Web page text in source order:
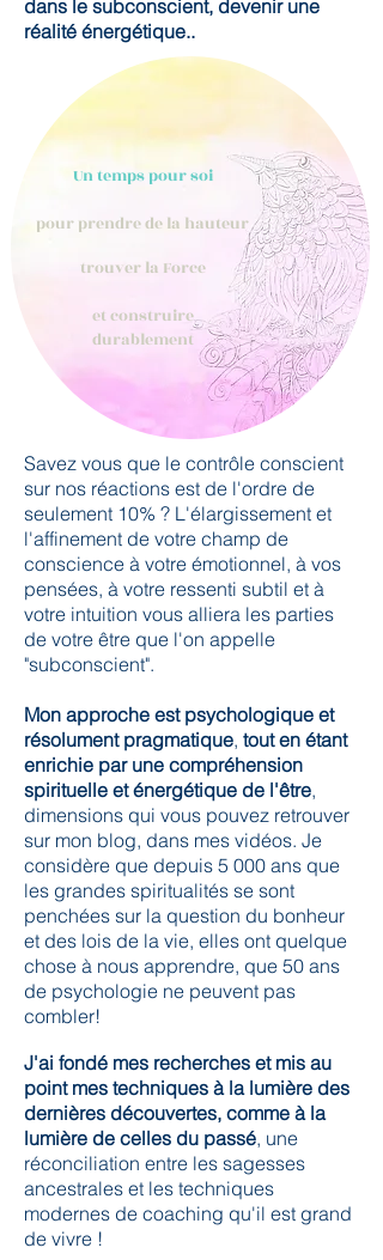
dans le subconscient, devenir une
réalité énergétique..
Un temps pour soi
pour prendre de la hauteur
trouver la Force
et construire
durablement
Savez vous que le contrôle conscient
sur nos réactions est de l'ordre de
seulement 10% ? L'élargissement et
l'affinement de votre champ de
conscience à votre émotionnel, à vos
pensées, à votre ressenti subtil et à
votre intuition vous alliera les parties
de votre être que l'on appelle
"subconscient".
Mon approche est psychologique et
résolument pragmatique, tout en étant
enrichie par une compréhension
spirituelle et énergétique de l'être,
dimensions qui vous pouvez retrouver
sur mon blog, dans mes vidéos. Je
considère que depuis 5 000 ans que
les grandes spiritualités se sont
penchées sur la question du bonheur
et des lois de la vie, elles ont quelque
chose à nous apprendre, que 50 ans
de psychologie ne peuvent pas
combler!
J'ai fondé mes recherches et mis au
point mes techniques à la lumière des
dernières découvertes, comme à la
lumière de celles du passé, une
réconciliation entre les sagesses
ancestrales et les techniques
modernes de coaching qu'il est grand
de vivre !